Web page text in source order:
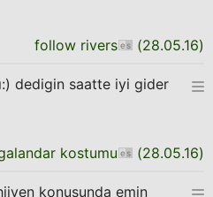
follow rivers (28.05.16)
dedigin saatte iyi gider
kostumu (28.05.16)
konusunda emin